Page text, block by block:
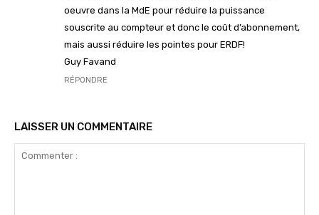
oeuvre dans la MdE pour réduire la puissance
souscrite au compteur et donc le coût d’abonnement,
mais aussi réduire les pointes pour ERDF!
Guy Favand
RÉPONDRE
LAISSER UN COMMENTAIRE